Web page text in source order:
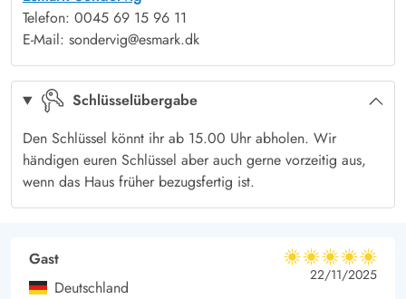
hier zusammen mit der Familie viele schöne Stunden
verbringen kann. Auf der offenen Terrasse fühlt man sich wie
Büschen umgeben ist.
Neben der Terrasse wurden eine Schaukel aufgestellt, damit
die Kleinsten spielen können, während die Eltern das Mittag-
oder Abendessen auf dem Grill zubereiten.
Dies ist ein Haus, in welches man Lust hat, immer weieder zu
kommen.
Telefon: 0045 69 15 96 11
E-Mail: sondervig@esmark.dk
Schlüsselübergabe
Den Schlüssel könnt ihr ab 15.00 Uhr abholen. Wir
händigen euren Schlüssel aber auch gerne vorzeitig aus,
wenn das Haus früher bezugsfertig ist.
Gast
Deutschland
5 von 5
5 von 5
5 out of 5
22/11/2025